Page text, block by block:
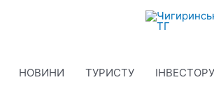
НОВИНИ ТУРИСТУ ІНВЕСТОРУ